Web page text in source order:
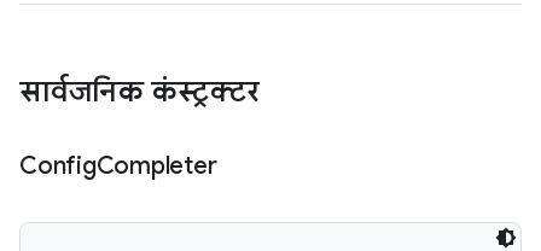
सार्वजनिक कंस्ट्रक्टर
ConfigCompleter